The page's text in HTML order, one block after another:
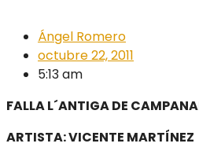
Ángel Romero
octubre 22, 2011
5:13 am
FALLA L´ANTIGA DE
ARTISTA: VICENTE MARTÍNEZ